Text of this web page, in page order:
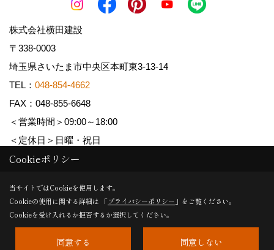
株式会社横田建設
〒338-0003
埼玉県さいたま市中央区本町東3-13-14
TEL： 048-854-4662
FAX：048-855-6648
＜営業時間＞09:00～18:00
＜定休日＞日曜・祝日
Copyright (c) YOKOTA Kensetsu Co.,Ltd. All Rights Reserved.
Produced byゴデスクリエイト
Cookieポリシー
当サイトではCookieを使用します。
Cookieの使用に関する詳細は 「プライバシーポリシー 」をご覧ください。
Cookieを受け入れるか拒否するか選択してください。
同意する 同意しない